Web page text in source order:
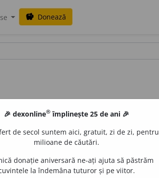
savings Donează
🎉 dexonline® împlinește 25 de ani 🎉
de secol suntem aici, gratuit, zi de zi, pentru
milioane de căutări.
donație aniversară ne-ați ajuta să păstrăm
la îndemâna tuturor și pe viitor.